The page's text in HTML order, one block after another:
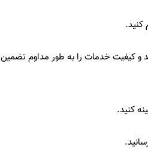
کنید.
و کیفیت خدمات را به طور مداوم تضمین
کنید.